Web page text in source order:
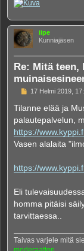
iipe
Kunniajäsen
Re: Mitä teen,
V
e
t
i
17 Helmi 2019,
Tilanne elää ja
palautepalvelun,
https://
Vasen alalaita
https://
Eli
homma pitäisi
tarvittaessa..
Taivas varjele mitä